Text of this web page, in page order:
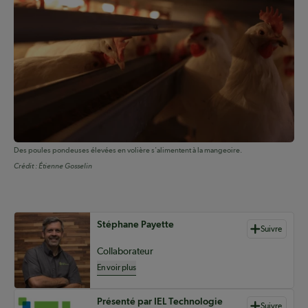
Des poules pondeuses élevées en volière s'alimentent à la mangeoire.
Crédit :Étienne Gosselin
Auteurs de contenu
Stéphane Payette Suivre
Collaborateur
En voir plus
Présenté par IEL Technologie